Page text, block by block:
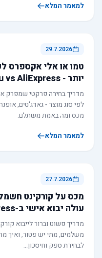
למאמר המלא
29.7.2026
טמו או אלי אקספרס
יותר - Temu vs AliExpress
מדריך בחירה פרקטי שמפרק
לפי סוג מוצר - גאדג'טים,
מכס ומה באמת משתלם.
למאמר המלא
27.7.2026
מכס על קורקינט
עולה יבוא אישי ב-Aliexpress
מדריך פשוט וברור לייבוא
משלמים, מתי יש פטור, ואיך
לבחירת ספק וחיסכון…